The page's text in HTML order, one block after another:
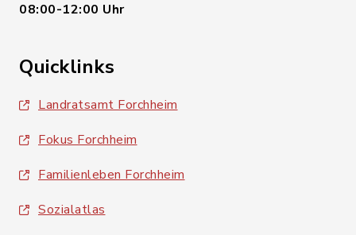
08:00-12:00 Uhr
Quicklinks
Landratsamt Forchheim
Fokus Forchheim
Familienleben Forchheim
Sozialatlas